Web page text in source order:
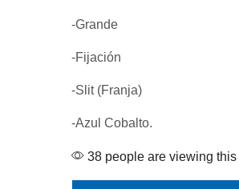
-Grande
-Fijación
-Slit (Franja)
-Azul Cobalto.
38 people are viewing